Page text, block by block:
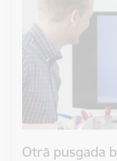
Otrā pusgada